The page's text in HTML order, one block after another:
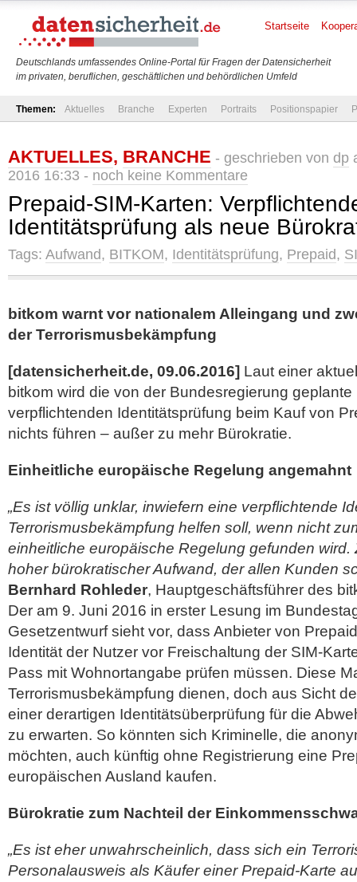
Deutschlands umfassendes Online-Portal für Fragen der Datensicherheit
im privaten, beruflichen, geschäftlichen und behördlichen Umfeld
Startseite
Themen: Aktuelles Branche Experten Portraits Positionspapier
AKTUELLES, BRANCHE - geschrieben von dp
2016 16:33 - noch keine Kommentare
Prepaid-SIM-Karten:
Identitätsprüfung als neue
Tags: Aufwand, BITKOM, Identitätsprüfung, Prepaid,
bitkom warnt vor nationalem Alleingang und
der Terrorismusbekämpfung
[datensicherheit.de, 09.06.2016] Laut einer
bitkom wird die von der Bundesregierung
verpflichtenden Identitätsprüfung beim Kauf von
nichts führen – außer zu mehr Bürokratie.
Einheitliche europäische Regelung angemahnt
„Es ist völlig unklar, inwiefern eine verpflichtende
Terrorismusbekämpfung helfen soll, wenn nicht
einheitliche europäische Regelung gefunden wird.
hoher bürokratischer Aufwand, der allen Kunden
Bernhard Rohleder, Hauptgeschäftsführer des
Der am 9. Juni 2016 in erster Lesung im
Gesetzentwurf sieht vor, dass Anbieter von
Identität der Nutzer vor Freischaltung der SIM-
Pass mit Wohnortangabe prüfen müssen. Diese
Terrorismusbekämpfung dienen, doch aus Sicht
einer derartigen Identitätsüberprüfung für die
zu erwarten. So könnten sich Kriminelle, die
möchten, auch künftig ohne Registrierung eine
europäischen Ausland kaufen.
Bürokratie zum Nachteil der
„Es ist eher unwahrscheinlich, dass sich ein
Personalausweis als Käufer einer Prepaid-Karte